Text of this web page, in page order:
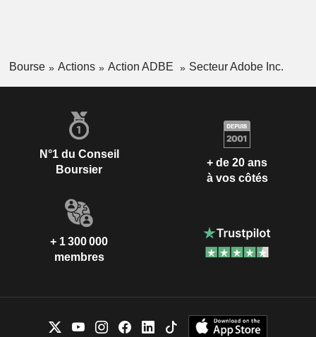
Bourse Actions Action ADBE Secteur Adobe Inc.
N°1 du Conseil
Boursier
+ de 20 ans
à vos côtés
+ 1 300 000
membres